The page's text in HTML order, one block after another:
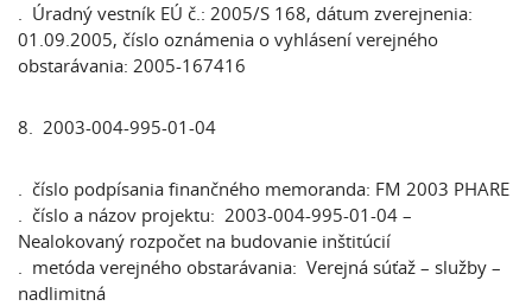
. Úradný vestník EÚ č.: 2005/S 168, dátum zverejnenia:
01.09.2005, číslo oznámenia o vyhlásení verejného
obstarávania: 2005-167416
8. 2003-004-995-01-04
. číslo podpísania finančného memoranda: FM 2003 PHARE
. číslo a názov projektu: 2003-004-995-01-04 –
Nealokovaný rozpočet na budovanie inštitúcií
. metóda verejného obstarávania: Verejná súťaž – služby –
nadlimitná